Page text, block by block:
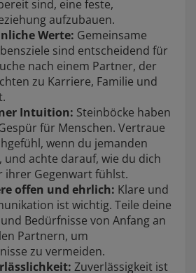
sind, eine feste,
aufzubauen.
Werte: Gemeinsame
sind entscheidend für
nach einem Partner, der
zu Karriere, Familie und
Intuition: Steinböcke haben
für Menschen. Vertraue
wenn du jemanden
und achte darauf, wie du dich
ihrer Gegenwart fühlst.
offen und ehrlich: Klare und
ist wichtig. Teile deine
Bedürfnisse von Anfang an
Partnern, um
zu vermeiden.
Zuverlässigkeit ist